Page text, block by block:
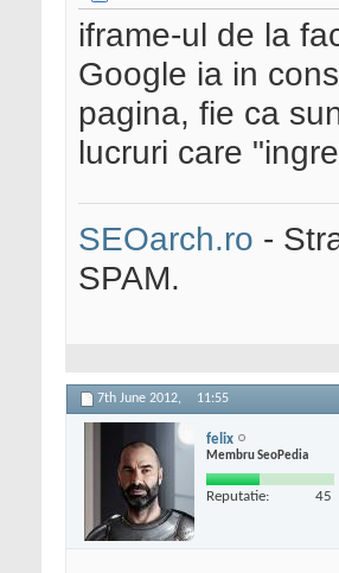
iframe-ul de la
Google ia in
pagina, fie ca
lucruri care
SEOarch.ro -
SPAM.
7th June 2012, 11:55
felix
Membru SeoPedia
Reputatie: 45